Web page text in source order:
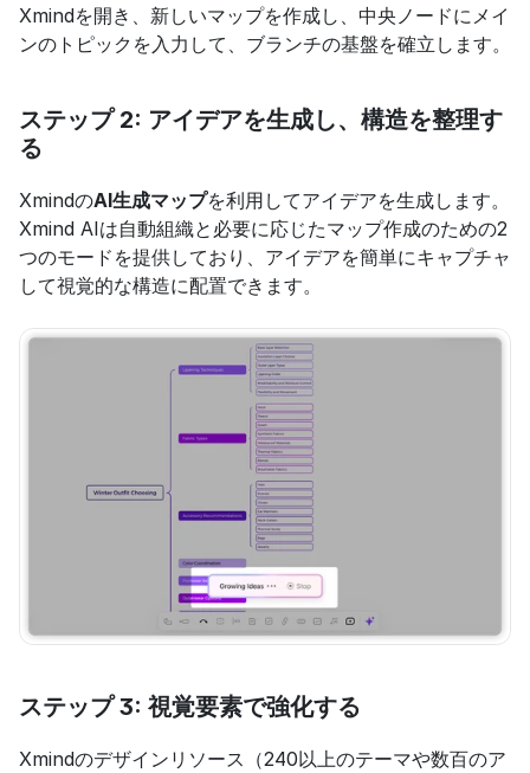
Xmindを開き、新しいマップを作成し、中央ノードにメイ
ンのトピックを入力して、ブランチの基盤を確立します。
ステップ 2: アイデアを生成し、構造を整理す
る
XmindのAI生成マップを利用してアイデアを生成します。
Xmind AIは自動組織と必要に応じたマップ作成のための2
つのモードを提供しており、アイデアを簡単にキャプチャ
して視覚的な構造に配置できます。
ステップ 3: 視覚要素で強化する
Xmindのデザインリソース（240以上のテーマや数百のア